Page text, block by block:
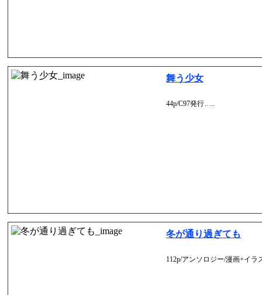
舞う少女
44p/C97発行…..
冬が通り過ぎても
112p/アンソロジー/漫画+イ